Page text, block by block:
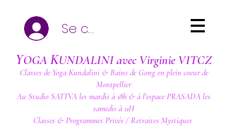
Se connecter
YOGA KUNDALINI avec Virginie VITCZ
Classes de Yoga Kundalini & Bains de Gong en plein coeur de
Montpellier
Au Studio SATTVA les mardis à 18h & à l'espace PRASADA les
samedis à 11H
Classes & Programmes Privés / Retraites Mystiques